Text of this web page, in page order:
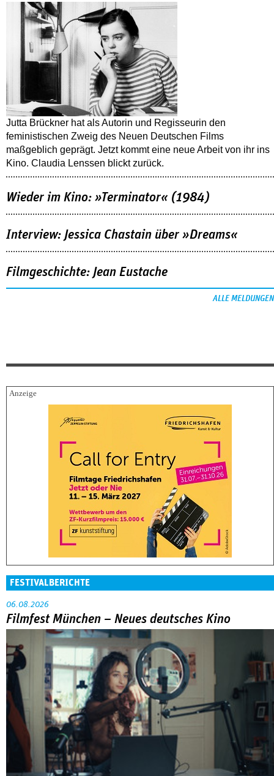
Jutta Brückner hat als Autorin und Regisseurin den
feministischen Zweig des Neuen Deutschen Films
maßgeblich geprägt. Jetzt kommt eine neue Arbeit von ihr ins
Kino. Claudia Lenssen blickt zurück.
Wieder im Kino: »Terminator« (1984)
Interview: Jessica Chastain über »Dreams«
Filmgeschichte: Jean Eustache
ALLE MELDUNGEN
FESTIVALBERICHTE
06.08.2026
Filmfest München – Neues deutsches Kino